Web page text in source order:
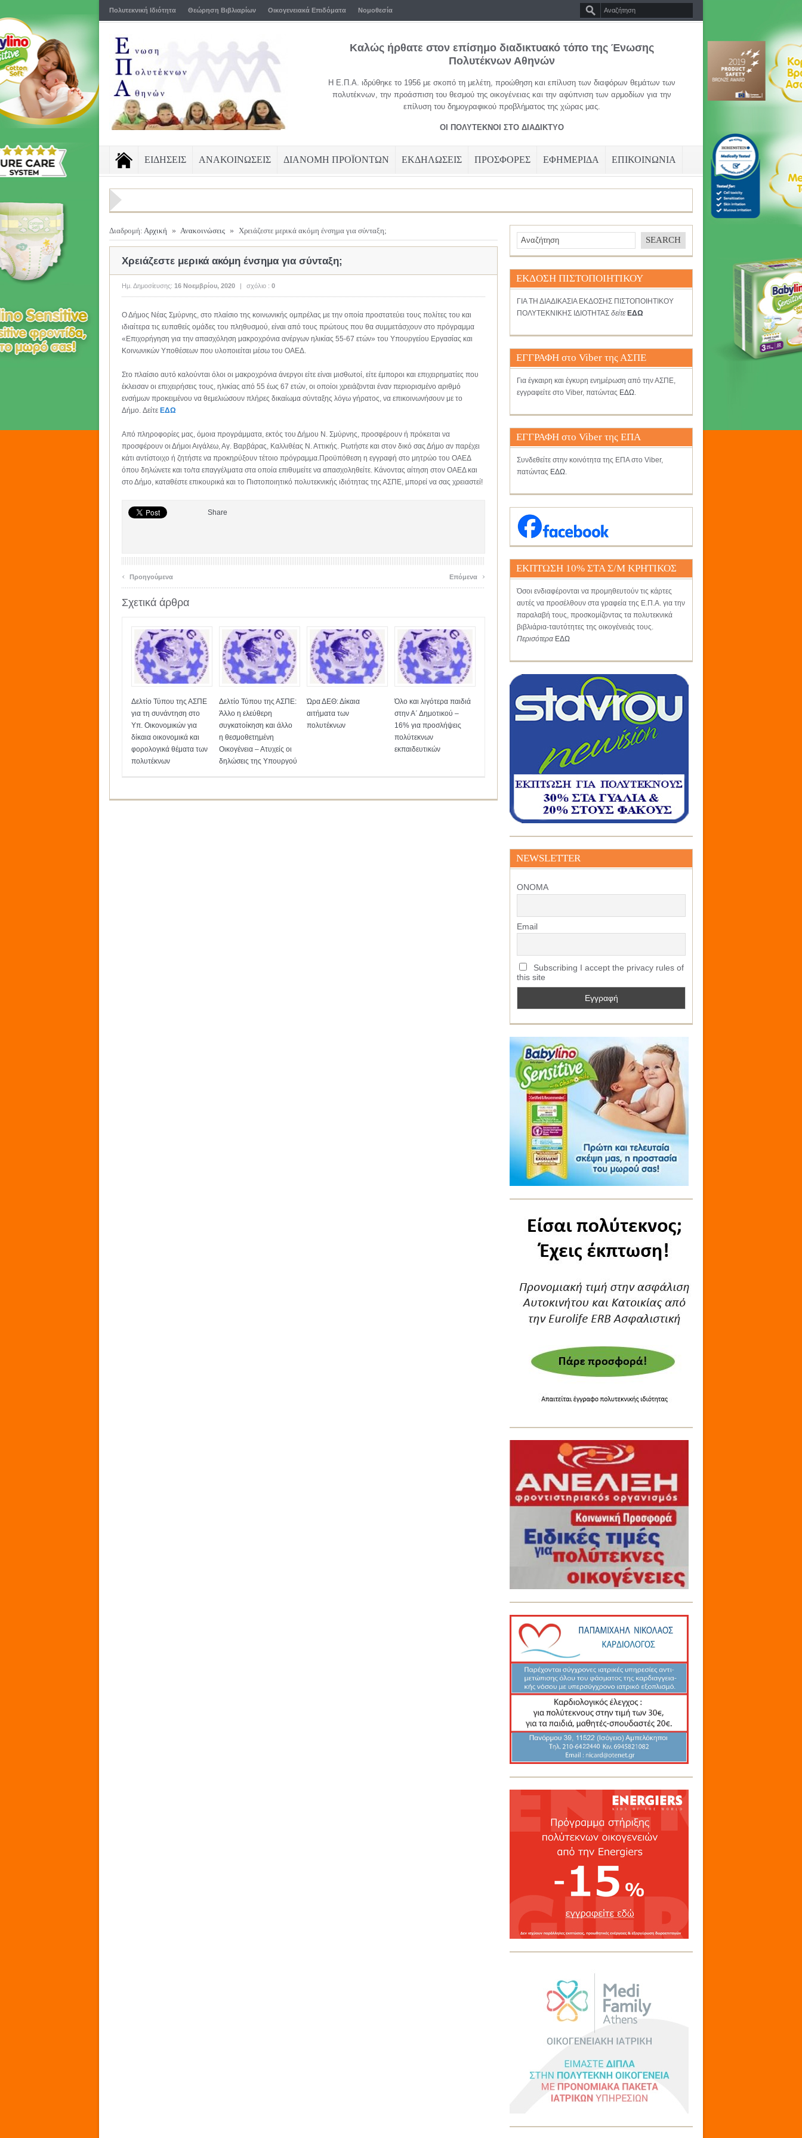
Πολυτεκνική Ιδιότητα Θεώρηση Βιβλιαρίων Οικογενειακά Επιδόματα Νομοθεσία
Καλώς ήρθατε στον επίσημο διαδικτυακό τόπο της Ένωσης
Πολυτέκνων Αθηνών
Η Ε.Π.Α. ιδρύθηκε το 1956 με σκοπό τη μελέτη, προώθηση και επίλυση των διαφόρων θεμάτων των
πολυτέκνων, την προάσπιση του θεσμού της οικογένειας και την αφύπνιση των αρμοδίων για την
επίλυση του δημογραφικού προβλήματος της χώρας μας.
ΟΙ ΠΟΛΥΤΕΚΝΟΙ ΣΤΟ ΔΙΑΔΙΚΤΥΟ
ΕΙΔΗΣΕΙΣ ΑΝΑΚΟΙΝΩΣΕΙΣ ΔΙΑΝΟΜΗ ΠΡΟΪΟΝΤΩΝ ΕΚΔΗΛΩΣΕΙΣ ΠΡΟΣΦΟΡΕΣ ΕΦΗΜΕΡΙΔΑ ΕΠΙΚΟΙΝΩΝΙΑ
Διαδρομή: Αρχική » Ανακοινώσεις » Χρειάζεστε μερικά ακόμη ένσημα για σύνταξη;
Χρειάζεστε μερικά ακόμη ένσημα για σύνταξη;
Ημ. Δημοσίευσης: 16 Νοεμβρίου, 2020 | σχόλιο : 0
Ο Δήμος Νέας Σμύρνης, στο πλαίσιο της κοινωνικής ομπρέλας με την οποία προστατεύει τους πολίτες του και
ιδιαίτερα τις ευπαθείς ομάδες του πληθυσμού, είναι από τους πρώτους που θα συμμετάσχουν στο πρόγραμμα
«Επιχορήγηση για την απασχόληση μακροχρόνια ανέργων ηλικίας 55-67 ετών» του Υπουργείου Εργασίας και
Κοινωνικών Υποθέσεων που υλοποιείται μέσω του ΟΑΕΔ.
Στο πλαίσιο αυτό καλούνται όλοι οι μακροχρόνια άνεργοι είτε είναι μισθωτοί, είτε έμποροι και επιχειρηματίες που
έκλεισαν οι επιχειρήσεις τους, ηλικίας από 55 έως 67 ετών, οι οποίοι χρειάζονται έναν περιορισμένο αριθμό
ενσήμων προκειμένου να θεμελιώσουν πλήρες δικαίωμα σύνταξης λόγω γήρατος, να επικοινωνήσουν με το
Δήμο. Δείτε ΕΔΩ
Από πληροφορίες μας, όμοια προγράμματα, εκτός του Δήμου Ν. Σμύρνης, προσφέρουν ή πρόκειται να
προσφέρουν οι Δήμοι Αιγάλεω, Αγ. Βαρβάρας, Καλλιθέας Ν. Αττικής. Ρωτήστε και στον δικό σας Δήμο αν παρέχει
κάτι αντίστοιχο ή ζητήστε να προκηρύξουν τέτοιο πρόγραμμα.Προϋπόθεση η εγγραφή στο μητρώο του ΟΑΕΔ
όπου δηλώνετε και το/τα επαγγέλματα στα οποία επιθυμείτε να απασχοληθείτε. Κάνοντας αίτηση στον ΟΑΕΔ και
στο Δήμο, καταθέστε επικουρικά και το Πιστοποιητικό πολυτεκνικής ιδιότητας της ΑΣΠΕ, μπορεί να σας χρειαστεί!
Share
‹ Προηγούμενα Επόμενα ›
Σχετικά άρθρα
Δελτίο Τύπου της ΑΣΠΕ
για τη συνάντηση στο
Υπ. Οικονομικών για
δίκαια οικονομικά και
φορολογικά θέματα των
πολυτέκνων
Δελτίο Τύπου της ΑΣΠΕ:
Άλλο η ελεύθερη
συγκατοίκηση και άλλο
η θεσμοθετημένη
Οικογένεια – Ατυχείς οι
δηλώσεις της Υπουργού
Ώρα ΔΕΘ: Δίκαια
αιτήματα των
πολυτέκνων
Όλο και λιγότερα παιδιά
στην Α΄ Δημοτικού –
16% για προσλήψεις
πολύτεκνων
εκπαιδευτικών
ΕΚΔΟΣΗ ΠΙΣΤΟΠΟΙΗΤΙΚΟΥ
ΓΙΑ ΤΗ ΔΙΑΔΙΚΑΣΙΑ ΕΚΔΟΣΗΣ ΠΙΣΤΟΠΟΙΗΤΙΚΟΥ
ΠΟΛΥΤΕΚΝΙΚΗΣ ΙΔΙΟΤΗΤΑΣ δείτε ΕΔΩ
ΕΓΓΡΑΦΗ στο Viber της ΑΣΠΕ
Για έγκαιρη και έγκυρη ενημέρωση από την ΑΣΠΕ,
εγγραφείτε στο Viber, πατώντας ΕΔΩ.
ΕΓΓΡΑΦΗ στο Viber της ΕΠΑ
Συνδεθείτε στην κοινότητα της ΕΠΑ στο Viber,
πατώντας ΕΔΩ.
ΕΚΠΤΩΣΗ 10% ΣΤΑ Σ/Μ ΚΡΗΤΙΚΟΣ
Όσοι ενδιαφέρονται να προμηθευτούν τις κάρτες
αυτές να προσέλθουν στα γραφεία της Ε.Π.Α. για την
παραλαβή τους, προσκομίζοντας τα πολυτεκνικά
βιβλιάρια-ταυτότητες της οικογένειάς τους.
Περισότερα ΕΔΩ
NEWSLETTER
ΟΝΟΜΑ
Email
Subscribing I accept the privacy rules of
this site